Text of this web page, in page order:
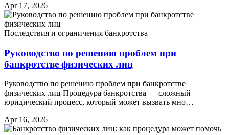
Apr 17, 2026
Последствия и ограничения банкротства
Руководство по решению проблем при
банкротстве физических лиц
Руководство по решению проблем при банкротстве
физических лиц Процедура банкротства — сложный
юридический процесс, который может вызвать мно…
Apr 16, 2026